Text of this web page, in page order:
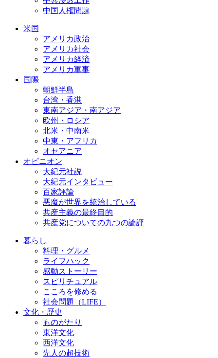
中国人権問題
米国
アメリカ政治
アメリカ社会
アメリカ経済
アメリカ軍事
国際
朝鮮半島
台湾・香港
東南アジア・南アジア
欧州・ロシア
北米・中南米
中東・アフリカ
オセアニア
オピニオン
大紀元社説
大紀元インタビュー
百家評論
悪魔が世界を統治している
共産主義の最終目的
共産党についての九つの論評
暮らし
料理・グルメ
ライフハック
感動ストーリー
スピリチュアル
こころを修める
社会問題（LIFE）
文化・歴史
ものがたり
東洋文化
西洋文化
先人の超技術